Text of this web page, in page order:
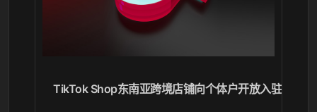
TikTok Shop东南亚跨境店铺向个体户开放入驻